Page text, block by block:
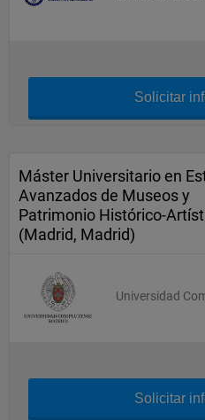
Solicitar
Máster Universitario en
Avanzados de Museos y
Patrimonio Histórico-
(Madrid, Madrid)
Universidad
Solicitar